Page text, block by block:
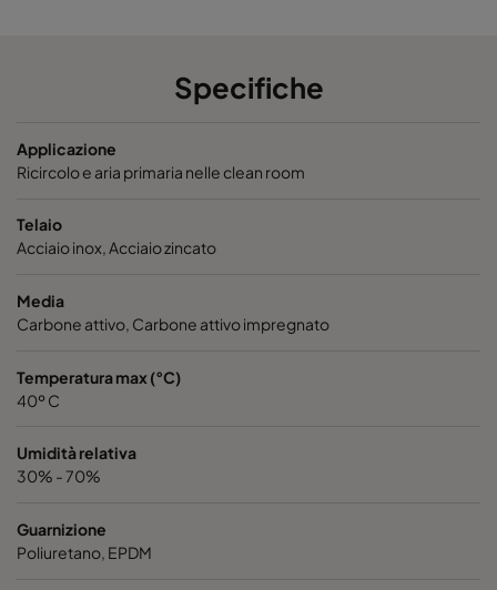
610
/
/
/
Specifiche
Applicazione
Ricircolo e aria primaria nelle clean room
Telaio
Acciaio inox, Acciaio zincato
Media
Carbone attivo, Carbone attivo impregnato
Temperatura max (°C)
40º C
Umidità relativa
30% - 70%
Guarnizione
Poliuretano, EPDM